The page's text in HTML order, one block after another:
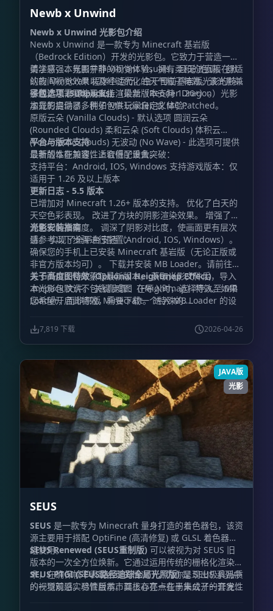
Newb x Unwind
Newb x Unwind 光影包介绍
Newb x Unwind 是一款专为 Minecraft 基岩版
（Bedrock Edition）开发的光影包。它致力于营造一种
美学感强、氛围宁静的视觉体验，拥有柔和的色调、舒适
的夜间视觉效果以及经过优化的天气粒子特效。该光影兼
容版本 1.21.21 及以上（最新版本支持 1.26+）。
请注意，本光影并非 Vibrant Visuals，且无法直接在默
认的 Minecraft 程序中运行。由于目前基岩版光影的特
殊性，您需要使用支持渲染龙（Render Dragon）光影
加载的启动器，例如 MB Loader 或 MC Patched。
子包选项 (Subpacks)
本光影提供了多种子包供玩家自定义体验：
原版云朵 (Vanilla Clouds) - 默认选项 圆润云朵
(Rounded Clouds) 柔和云朵 (Soft Clouds) 体积云
(Volumetric Clouds) 无波动 (No Wave) - 此选项可提供
显著的性能加速，适合低配设备。
平台与版本支持
最新版本在兼容性上取得了重大突破：
支持平台：Android, IOS, Windows 支持游戏版本：仅
适用于 1.26 及以上版本
更新日志 - 5.5 版本
已增加对 Minecraft 1.26+ 版本的支持。 优化了白天的
天空色彩表现。 改进了方块的阴影渲染效果。 增强了光
源色彩的准确度。 调深了阴影对比度，使画面更有层次
感。 实现了全平台支持（Android, IOS, Windows）。
光影安装指南
请参考以下步骤进行配置：
确保您的手机上已安装 Minecraft 基岩版（无论正版或
非官方版本均可）。 下载并安装 MB Loader。请前往官
方 GitHub 仓库获取最新版本。 获取光影文件后，导入
.mcpack 文件。 关键步骤：在导入时，选择导入至 MB
Loader，而非原版 Minecraft。 进入 MB Loader 的设
(Autofix)”开关。 完成设置后，通过 MB Loader 启动游
戏即可体验光影效果。
关于高度图特效 (Optional Heightmap Effect)
本光影包默认不包含高度图（Heightmap）特效。如果
您希望开启此特效，需要下载一个特殊的
图功能。获取方式请前往作者的 Discord 频道。
7,819 下载 2026-04-26
JAVA版
光影
SEUS
SEUS 是一款专为 Minecraft 量身打造的着色器包，该资
源主要用于搭配 OptiFine (高清修复) 或 GLSL 着色器模
组使用。
SEUS Renewed (SEUS重制版) 可以被视为对 SEUS 旧
版本的一次全方位焕新。它通过运用传统的栅格化渲染技
术，在确保帧率表现合理的情况下，为你呈现出极具品质
的视觉观感。尽管目前市面上存在一些尚未公开的开发性
SEUS PTGI (SEUS路径追踪全局光照版)是 SEUS 系列中
的一项前沿实验性版本。其核心亮点在于集成了一套完全